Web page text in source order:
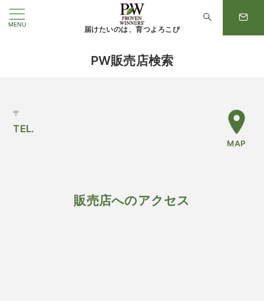
MENU
届けたいのは、育つよろこび
PW販売店検索
〒
TEL.
MAP
販売店へのアクセス